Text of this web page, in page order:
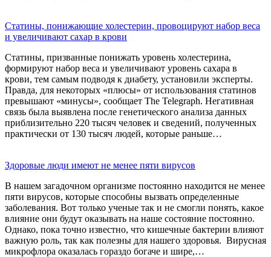
Статины, понижающие холестерин, провоцируют набор веса
и увеличивают сахар в крови
Статины, призванные понижать уровень холестерина,
формируют набор веса и увеличивают уровень сахара в
крови, тем самым подводя к диабету, установили эксперты.
Правда, для некоторых «плюсы» от использования статинов
превышают «минусы», сообщает The Telegraph. Негативная
связь была выявлена после генетического анализа данных
приблизительно 220 тысяч человек и сведений, полученных
практически от 130 тысяч людей, которые раньше…
Здоровые люди имеют не менее пяти вирусов
В нашем загадочном организме постоянно находится не менее
пяти вирусов, которые способны вызвать определенные
заболевания. Вот только ученые так и не смогли понять, какое
влияние они будут оказывать на наше состояние постоянно.
Однако, пока точно известно, что кишечные бактерии влияют
важную роль, так как полезны для нашего здоровья. Вирусная
микрофлора оказалась гораздо богаче и шире,…